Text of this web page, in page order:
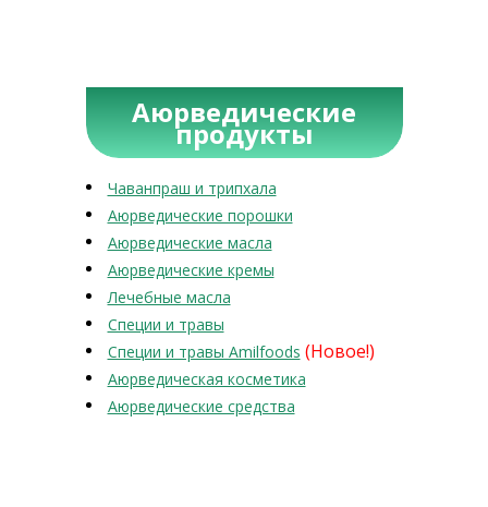
Аюрведические
продукты
Чаванпраш и трипхала
Аюрведические порошки
Аюрведические масла
Аюрведические кремы
Лечебные масла
Специи и травы
Специи и травы Amilfoods (Новое!)
Аюрведическая косметика
Аюрведические средства